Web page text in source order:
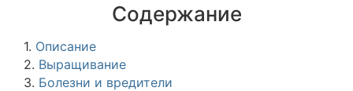
Содержание
1. Описание
2. Выращивание
3. Болезни и вредители